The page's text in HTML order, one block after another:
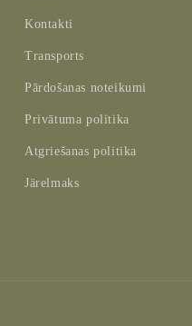
Kontakti
Transports
Pārdošanas noteikumi
Privātuma politika
Atgriešanas politika
Järelmaks